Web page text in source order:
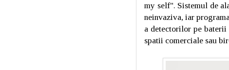
my self". Sistemul de
neinvaziva, iar
a detectorilor pe
spatii comerciale sau